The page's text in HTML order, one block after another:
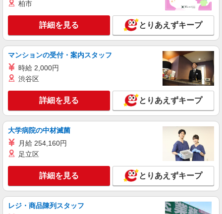
正社員
ソフトバンク蓮根店
ソフトバンクショップの携帯販売スタッフ
月給 233,500円 〜 260,200円 固定残業代:
23,500円 〜 26,200円（15時間相当） ＊＿ 試用期
間あり 6ヶ月 月給25万円以上 ※経験・能力による
【試用期間】月給 233500 円 〜 260200 円
■ソフトバンク蓮根店 東京都 板橋区 蓮根3丁
キープ 詳細を見る
正社員
ソフトバンク高島平店
ソフトバンクショップの携帯販売スタッフ
月給 233,500円 〜 260,200円 固定残業代:
23,500円 〜 26,200円（15時間相当） ＊＿ 試用期
間あり 6ヶ月 月給25万円以上 ※経験・能力による
【試用期間】月給 233500 円 〜 260200 円
■ソフトバンク高島平店 東京都 板橋区 高島平
8丁目 4‐12 ロイヤルステージ恵比寿1F
詳細を見る
柏市
詳細を見る とりあえずキープ
マンションの受付・案内スタッフ
時給 2,000円
渋谷区
詳細を見る とりあえずキープ
大学病院の中材滅菌
月給 254,160円
足立区
詳細を見る とりあえずキープ
レジ・商品陳列スタッフ